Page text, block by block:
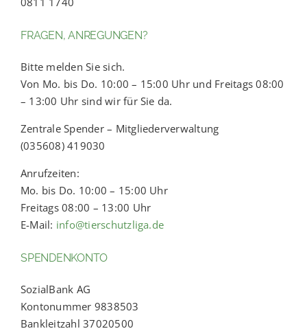
FRAGEN, ANREGUNGEN?
Bitte melden Sie sich.
Von Mo. bis Do. 10:00 – 15:00 Uhr und Freitags 08:00
– 13:00 Uhr sind wir für Sie da.
Zentrale Spender – Mitgliederverwaltung
(035608) 419030
Anrufzeiten:
Mo. bis Do. 10:00 – 15:00 Uhr
Freitags 08:00 – 13:00 Uhr
E-Mail: info@tierschutzliga.de
SPENDENKONTO
SozialBank AG
Kontonummer 9838503
Bankleitzahl 37020500